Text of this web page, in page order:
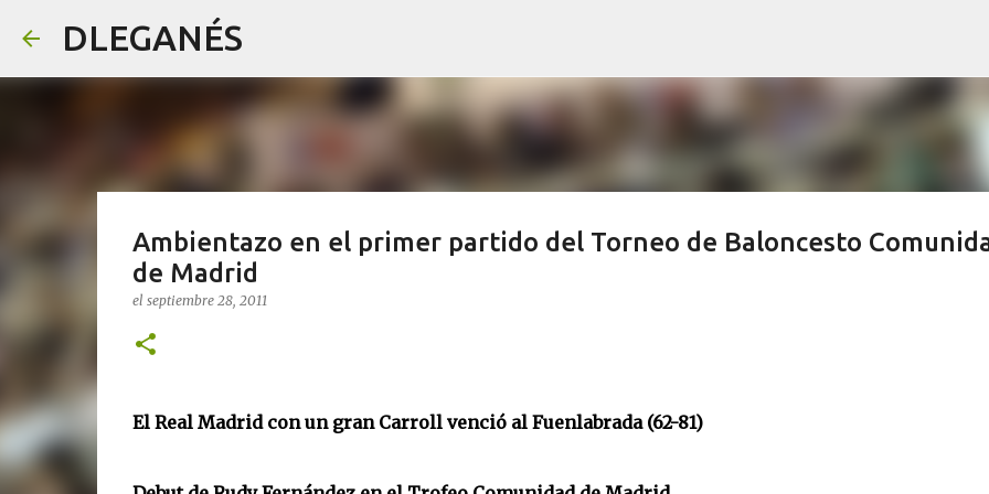
DLEGANÉS
Ambientazo en el primer partido del Torneo de Baloncesto
de Madrid
el septiembre 28, 2011
El Real Madrid con un gran Carroll venció al Fuenlabrada (62-81)